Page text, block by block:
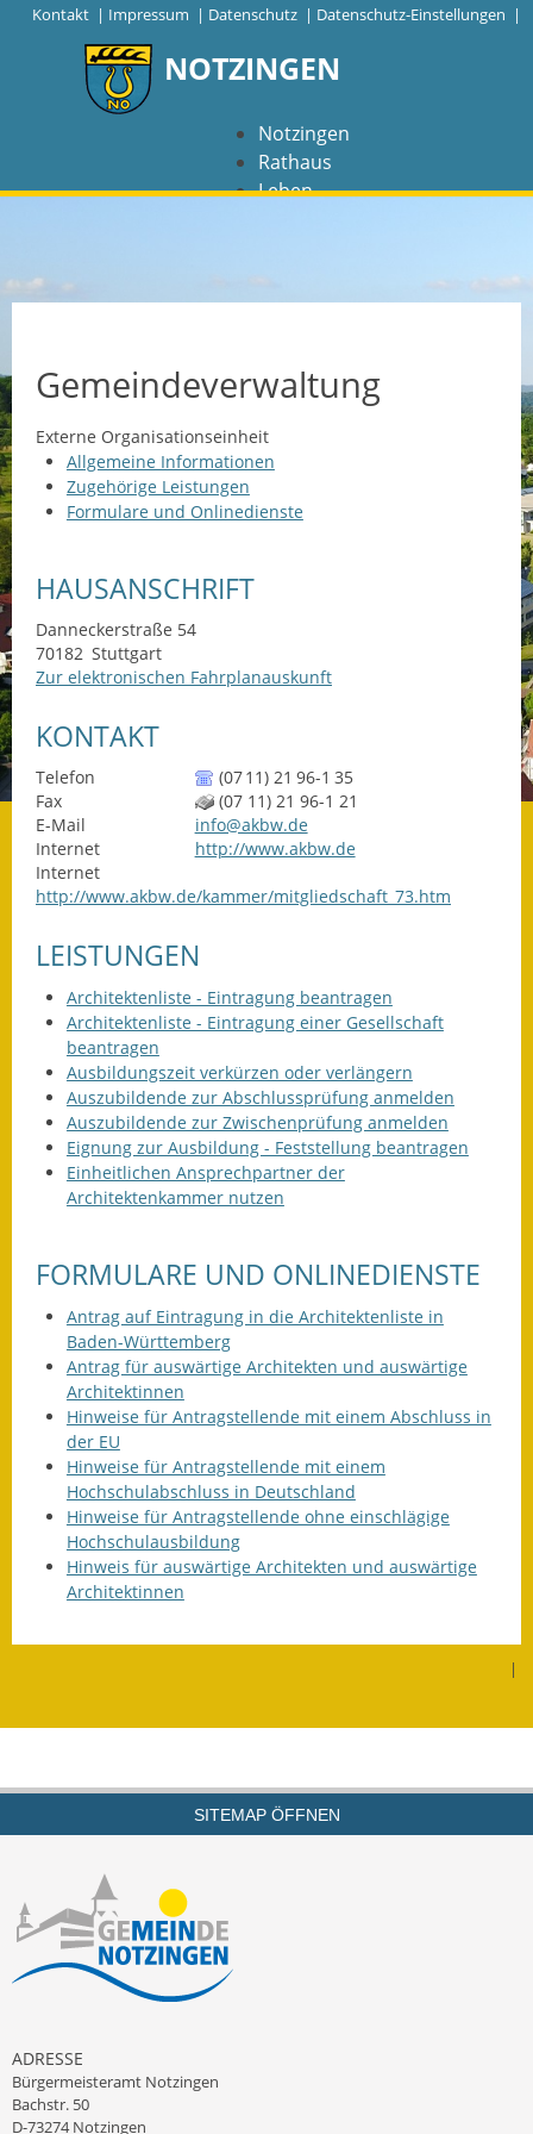
Kontakt | Impressum | Datenschutz | Datenschutz-Einstellungen |
NOTZINGEN
Notzingen
Rathaus
Leben
NAVIGATION
Barrierefreiheit
Coronavirus
Datenschutz
Gegenwart
Was die Alten noch
wussten!
Wagner-Werkstatt
Lärmaktionsplan
Leichte Sprache
Infos in Leichter Sprache
Mitteilungsblatt
Notfallplanung
Ortsplan
Landesstraße
Ausweichfahrplan
Stellenausschreibungen
Rathaus
Gemeindeverwaltung
Externe Organisationseinheit
Allgemeine Informationen
Zugehörige Leistungen
Formulare und Onlinedienste
HAUSANSCHRIFT
Danneckerstraße 54
70182 Stuttgart
Zur elektronischen Fahrplanauskunft
KONTAKT
Telefon (0711) 21 96-1 35
Fax
(07 11) 21 96-1 21
E-Mail
info@akbw.de
Internet
http://www.akbw.de
Internet
http://www.akbw.de/kammer/mitgliedschaft_73.htm
LEISTUNGEN
Architektenliste - Eintragung beantragen
Architektenliste - Eintragung einer Gesellschaft
beantragen
Ausbildungszeit verkürzen oder verlängern
Auszubildende zur Abschlussprüfung anmelden
Auszubildende zur Zwischenprüfung anmelden
Eignung zur Ausbildung - Feststellung beantragen
Einheitlichen Ansprechpartner der
Architektenkammer nutzen
FORMULARE UND ONLINEDIENSTE
Antrag auf Eintragung in die Architektenliste in
Baden-Württemberg
Antrag für auswärtige Architekten und auswärtige
Architektinnen
Hinweise für Antragstellende mit einem Abschluss in
der EU
Hinweise für Antragstellende mit einem
Hochschulabschluss in Deutschland
Hinweise für Antragstellende ohne einschlägige
Hochschulausbildung
Hinweis für auswärtige Architekten und auswärtige
Architektinnen
|
SITEMAP ÖFFNEN
ADRESSE
Bürgermeisteramt Notzingen
Bachstr. 50
D-73274 Notzingen